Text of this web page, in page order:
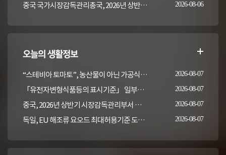
중국 국가시장감독관리총국, 2026년 상반기 시장감독관리부서 식품안전 감독 샘플검사 현황 통보 2026-08-06
오늘의 생활정보
“스테비아 토마토”, 농산물이 아닌 가공식품입니다 2026-08-07
「유전자변형식품등의 표시기준」 일부개정고시(안) 행정예고(식품의약품안전처 공고 제2026-389호, 2026. 8. 5.) 2026-08-07
중국, 2026년 상반기 시장감독관리부서 식품안전 감독 샘플검사 현황 통보 2026-08-07
독일, EU 해조류 요오드 최대허용기준 도입안 평가... 요오드 함량 표시 및 경고문 권고 2026-08-07